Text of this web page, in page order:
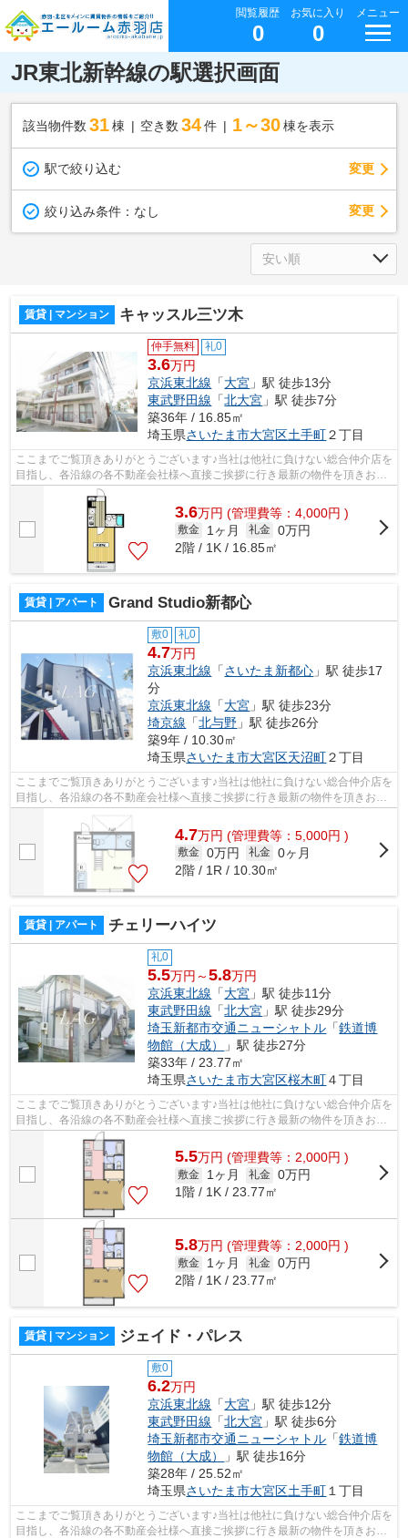
閲覧履歴
0
お気に入り
0
メニュー
JR東北新幹線の駅選択画面
該当物件数 31棟 空き数 34 件 1～30 棟を表示
駅で絞り込む 変更
絞り込み条件： なし 変更
賃貸 | マンション キャッスル三ツ木
仲手無料 礼0
3.6万円
京浜東北線 「大宮 」駅 徒歩13分
東武野田線 「北大宮 」駅 徒歩7分
築36年 / 16.85㎡
埼玉県さいたま市大宮区土手町２丁目
ここまでご覧頂きありがとうございます♪当社は他社に負けない総合仲介店を
目指し、各沿線の各不動産会社様へ直接ご挨拶に行き最新の物件を頂きお客
様へ提供しております！最新の情報は...
3.6万円 (管理費等：4,000円 )
敷金 1ヶ月 礼金 0万円
2階 / 1K / 16.85㎡
賃貸 | アパート Grand Studio新都心
敷0 礼0
4.7万円
京浜東北線 「さいたま新都心 」駅 徒歩17
分
京浜東北線 「大宮 」駅 徒歩23分
埼京線 「北与野 」駅 徒歩26分
築9年 / 10.30㎡
埼玉県さいたま市大宮区天沼町２丁目
ここまでご覧頂きありがとうございます♪当社は他社に負けない総合仲介店を
目指し、各沿線の各不動産会社様へ直接ご挨拶に行き最新の物件を頂きお客
様へ提供しております！最新の情報は...
4.7万円 (管理費等：5,000円 )
敷金 0万円 礼金 0ヶ月
2階 / 1R / 10.30㎡
賃貸 | アパート チェリーハイツ
礼0
5.5万円～5.8万円
京浜東北線 「大宮 」駅 徒歩11分
東武野田線 「北大宮 」駅 徒歩29分
埼玉新都市交通ニューシャトル 「鉄道博
物館（大成）
」駅 徒歩27分
築33年 / 23.77㎡
埼玉県さいたま市大宮区桜木町４丁目
ここまでご覧頂きありがとうございます♪当社は他社に負けない総合仲介店を
目指し、各沿線の各不動産会社様へ直接ご挨拶に行き最新の物件を頂きお客
様へ提供しております！最新の情報は...
5.5万円 (管理費等：2,000円 )
敷金 1ヶ月 礼金 0万円
1階 / 1K / 23.77㎡
5.8万円 (管理費等：2,000円 )
敷金 1ヶ月 礼金 0万円
2階 / 1K / 23.77㎡
賃貸 | マンション ジェイド・パレス
敷0
6.2万円
京浜東北線 「大宮 」駅 徒歩12分
東武野田線 「北大宮 」駅 徒歩6分
埼玉新都市交通ニューシャトル 「鉄道博
物館（大成）
」駅 徒歩16分
築28年 / 25.52㎡
埼玉県さいたま市大宮区土手町 １丁目
ここまでご覧頂きありがとうございます♪当社は他社に負けない総合仲介店を
目指し、各沿線の各不動産会社様へ直接ご挨拶に行き最新の物件を頂きお客